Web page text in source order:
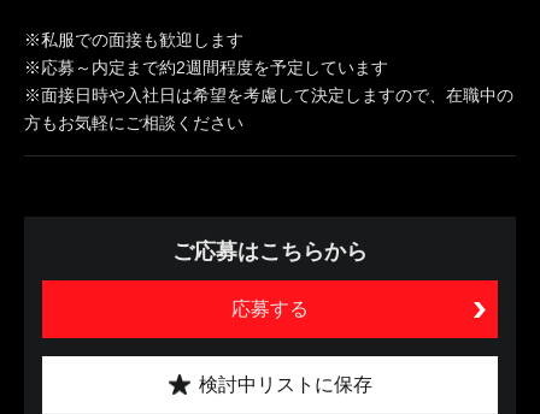
※私服での面接も歓迎します
※応募～内定まで約2週間程度を予定しています
※面接日時や入社日は希望を考慮して決定しますので、在職中の
方もお気軽にご相談ください
ご応募はこちらから
応募する
検討中リストに保存